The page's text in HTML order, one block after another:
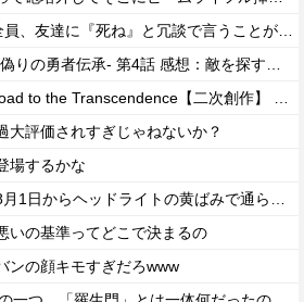
大評価されすぎじゃねないか？
場するかな
いの基準ってどこで決まるの
ンの顔キモすぎだろwww